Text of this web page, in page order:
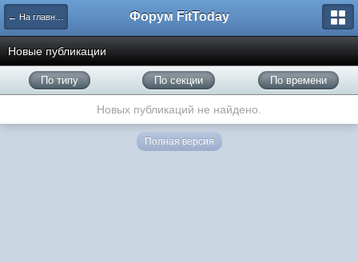
← На главную Форум FitToday
Новые публикации
По типу По секции По времени
Новых публикаций не найдено.
Полная версия